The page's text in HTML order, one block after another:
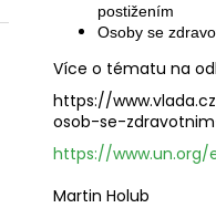
postižením
Osoby se
Více o tématu na
https://
osob-se-
https://
Martin Holub